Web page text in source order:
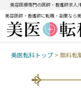
美容医療専門の医師・看護師求人/
美容医師・看護師に転職・副業なら
美医転科トップ >無料転